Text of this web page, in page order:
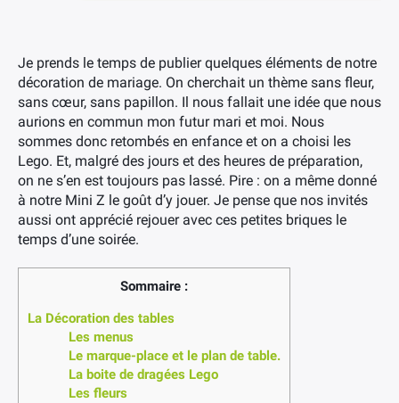
Je prends le temps de publier quelques éléments de notre
décoration de mariage. On cherchait un thème sans fleur,
sans cœur, sans papillon. Il nous fallait une idée que nous
aurions en commun mon futur mari et moi. Nous
sommes donc retombés en enfance et on a choisi les
Lego. Et, malgré des jours et des heures de préparation,
on ne s’en est toujours pas lassé. Pire : on a même donné
à notre Mini Z le goût d’y jouer. Je pense que nos invités
aussi ont apprécié rejouer avec ces petites briques le
temps d’une soirée.
Sommaire :
La Décoration des tables
Les menus
Le marque-place et le plan de table.
La boite de dragées Lego
Les fleurs